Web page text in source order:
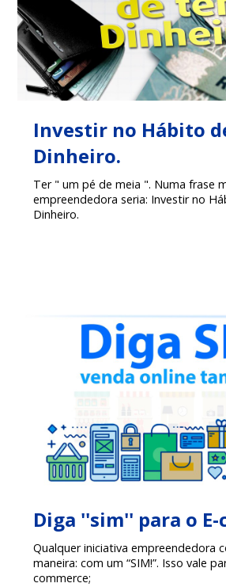
Investir no Hábito
Dinheiro.
Ter " um pé de meia ". Numa frase
empreendedora seria: Investir no
Dinheiro.
Diga ''sim'' para o
Qualquer iniciativa empreendedora
maneira: com um “SIM!”. Isso vale
commerce;